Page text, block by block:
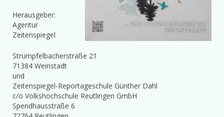
Herausgeber:
Agentur
Zeitenspiegel
Strümpfelbacherstraße 21
71384 Weinstadt
und
Zeitenspiegel-Reportageschule Günther Dahl
c/o Volkshochschule Reutlingen GmbH
Spendhausstraße 6